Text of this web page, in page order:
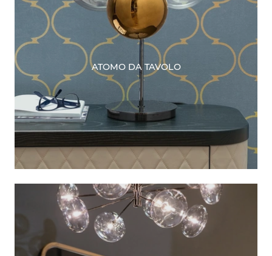
ATOMO DA TAVOLO